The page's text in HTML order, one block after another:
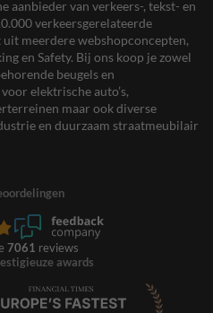
aanbieder van verkeers-, tekst- en
verkeersgerelateerde
meerdere webshopconcepten,
en Safety. Bij ons koop je zowel
beugels en
elektrische auto’s,
maar ook diverse
en duurzaam straatmeubilair
7061 reviews
awards